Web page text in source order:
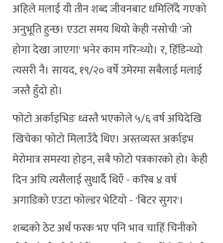
अहिले मलाई यी तीन शब्द जीवनबाट धमिलिँदै गएको
अनुभूति हुन्छ। एउटा समय थियो केही नसोची 'जो
होगा देखा जाएगा' भनेर काम गरिन्थ्यो। र, हिँडिन्थ्यो
त्यसरी नै। सायद, १९/२० वर्षे उमेरमा सबैलाई मलाई
जस्तै हुँदो हो।
फोटो अर्काइभिङ ध्वस्तै भएकोले ५/६ वर्ष अघिदेखि
खिचेका फोटो मिलाउँदै थिए। अस्तव्यस्त अर्काइभ
मेरोमात्र समस्या होइन, सबै फोटो पत्रकारको हो। केही
दिन अघि त्यसैलाई सुधार्दै थिएँ - करिब ४ वर्ष
अगाडिको एउटा फोल्डर भेटियो - 'बिटर सुगर'।
शब्दको ठेट अर्थ फरक भए पनि भाव चाहिँ चिनीको